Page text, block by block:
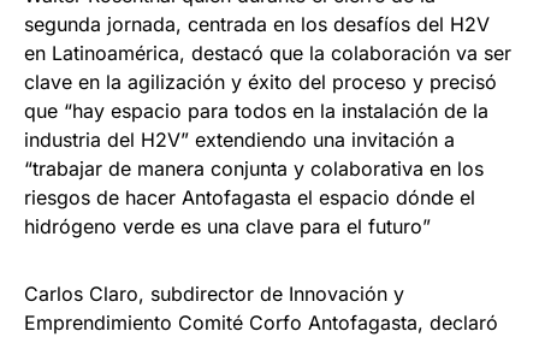
segunda jornada, centrada en los desafíos del H2V
en Latinoamérica, destacó que la colaboración va ser
clave en la agilización y éxito del proceso y precisó
que “hay espacio para todos en la instalación de la
industria del H2V” extendiendo una invitación a
“trabajar de manera conjunta y colaborativa en los
riesgos de hacer Antofagasta el espacio dónde el
hidrógeno verde es una clave para el futuro”
Carlos Claro, subdirector de Innovación y
Emprendimiento Comité Corfo Antofagasta, declaró